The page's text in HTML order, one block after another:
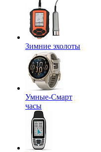
Зимние эхолоты
Умные-Смарт
часы